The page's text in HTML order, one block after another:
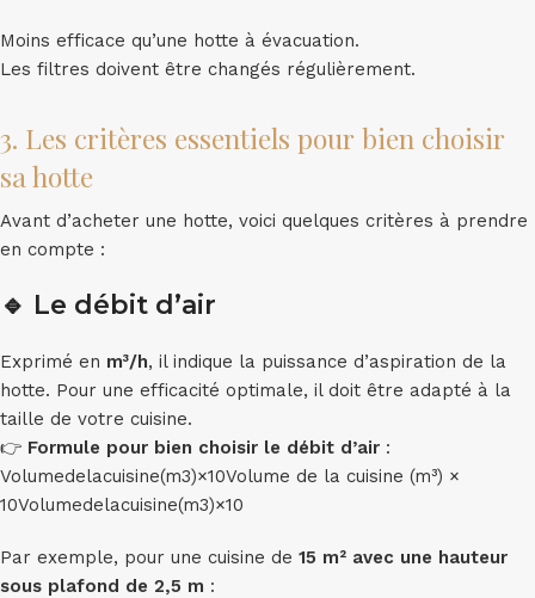
Moins efficace qu’une hotte à évacuation.
Les filtres doivent être changés régulièrement.
3. Les critères essentiels pour bien choisir
sa hotte
Avant d’acheter une hotte, voici quelques critères à prendre
en compte :
🔹 Le débit d’air
Exprimé en m³/h, il indique la puissance d’aspiration de la
hotte. Pour une efficacité optimale, il doit être adapté à la
taille de votre cuisine.
👉 Formule pour bien choisir le débit d’air :
Volumedelacuisine(m3)×10Volume de la cuisine (m³) ×
10Volumedelacuisine(m3)×10
Par exemple, pour une cuisine de 15 m² avec une hauteur
sous plafond de 2,5 m :